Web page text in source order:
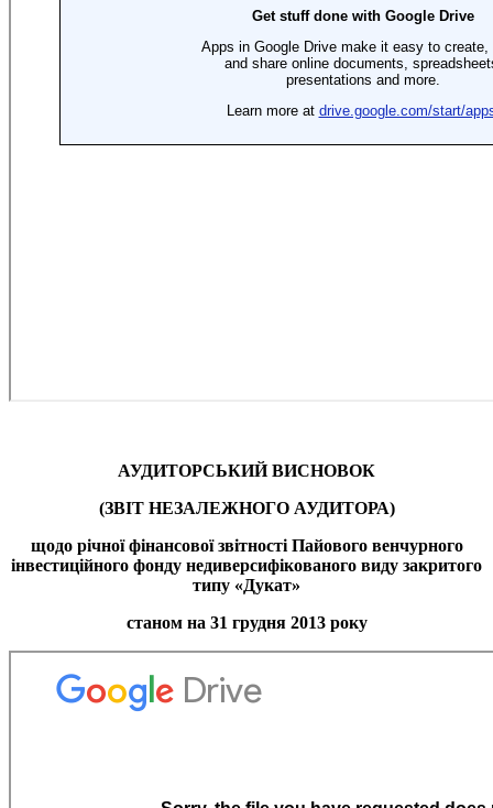
АУДИТОРСЬКИЙ ВИСНОВОК
(ЗВІТ НЕЗАЛЕЖНОГО АУДИТОРА)
щодо річної фінансової звітності Пайового венчурного
інвестиційного фонду недиверсифікованого виду закритого
типу «Дукат»
станом на 31 грудня 2013 року